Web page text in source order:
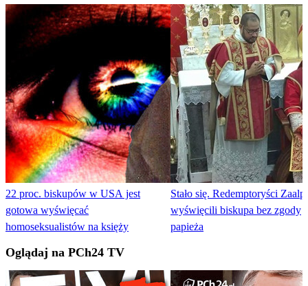
22 proc. biskupów w USA jest
gotowa wyświęcać
homoseksualistów na księży
Stało się. Redemptoryści
wyświęcili biskupa bez zgody
papieża
Oglądaj na PCh24 TV